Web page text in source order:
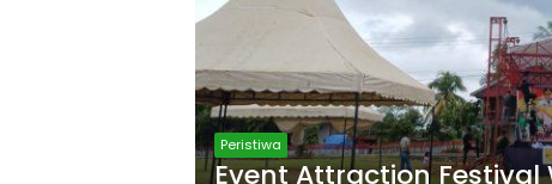
Peristiwa
Event Attraction Festival